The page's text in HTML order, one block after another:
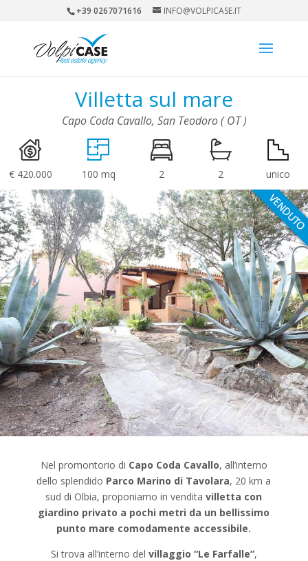
+39 0267071616 INFO@VOLPICASE.IT
Villetta sul mare
Capo Coda Cavallo, San Teodoro ( OT )
€ 420.000 100 mq 2 2 unico
Nel promontorio di Capo Coda Cavallo, all’interno
dello splendido Parco Marino di Tavolara, 20 km a
sud di Olbia, proponiamo in venditavilletta con
giardino privato a pochi metri da un bellissimo
punto mare comodamente accessibile.
Si trova all’interno del villaggio “Le Farfalle”,